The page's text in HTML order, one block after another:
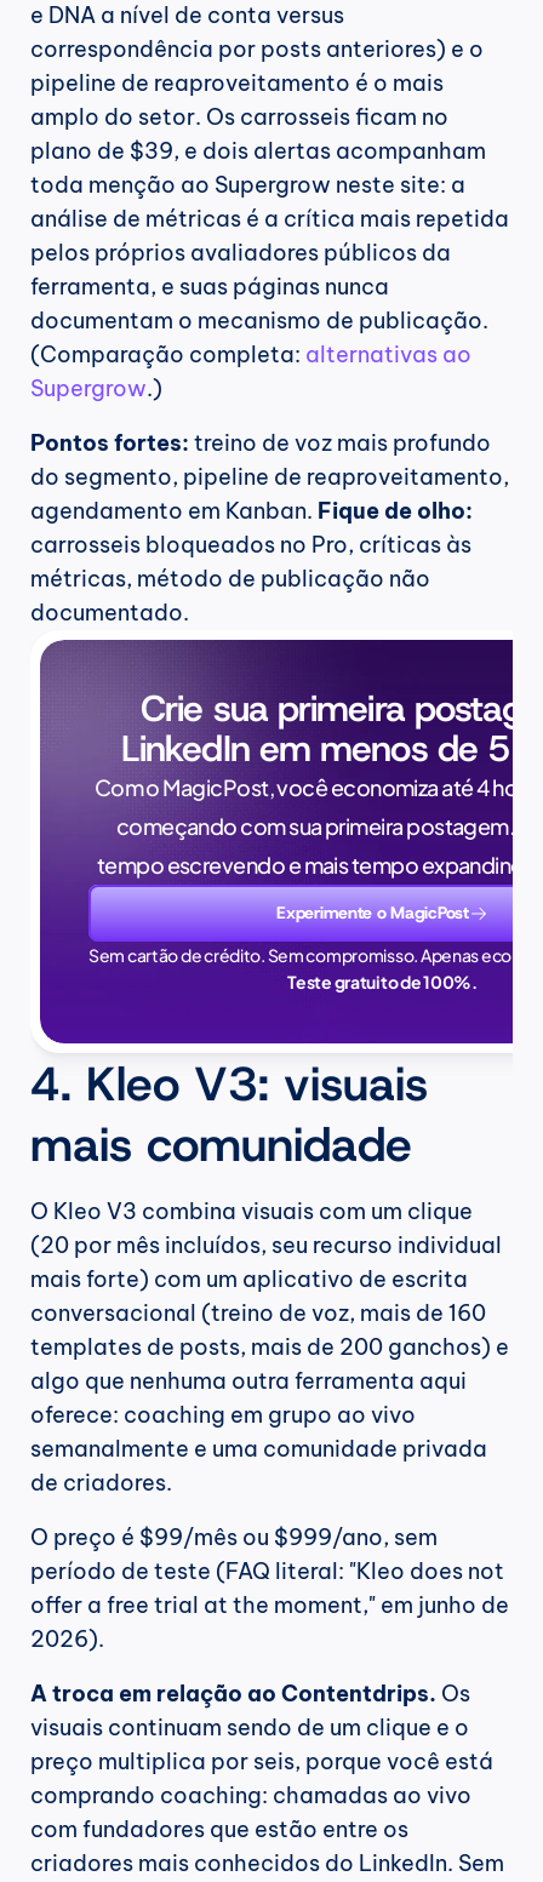
e DNA a nível de conta versus
correspondência por posts anteriores) e o
pipeline de reaproveitamento é o mais
amplo do setor. Os carrosseis ficam no
plano de $39, e dois alertas acompanham
toda menção ao Supergrow neste site: a
análise de métricas é a crítica mais repetida
pelos próprios avaliadores públicos da
ferramenta, e suas páginas nunca
documentam o mecanismo de publicação.
(Comparação completa: alternativas ao
Supergrow.)
Pontos fortes: treino de voz mais profundo
do segmento, pipeline de reaproveitamento,
agendamento em Kanban. Fique de olho:
carrosseis bloqueados no Pro, críticas às
métricas, método de publicação não
documentado.
Crie sua primeira
LinkedIn em menos de 5
Com o MagicPost, você economiza até 4
começando com sua primeira postagem.
tempo escrevendo e mais tempo
Experimente o MagicPost
Sem cartão de crédito. Sem compromisso. Apenas
Teste gratuito de 100%.
4. Kleo V3: visuais
mais comunidade
O Kleo V3 combina visuais com um clique
(20 por mês incluídos, seu recurso individual
mais forte) com um aplicativo de escrita
conversacional (treino de voz, mais de 160
templates de posts, mais de 200 ganchos) e
algo que nenhuma outra ferramenta aqui
oferece: coaching em grupo ao vivo
semanalmente e uma comunidade privada
de criadores.
O preço é $99/mês ou $999/ano, sem
período de teste (FAQ literal: "Kleo does not
offer a free trial at the moment," em junho de
2026).
A troca em relação ao Contentdrips. Os
visuais continuam sendo de um clique e o
preço multiplica por seis, porque você está
comprando coaching: chamadas ao vivo
com fundadores que estão entre os
criadores mais conhecidos do LinkedIn. Sem